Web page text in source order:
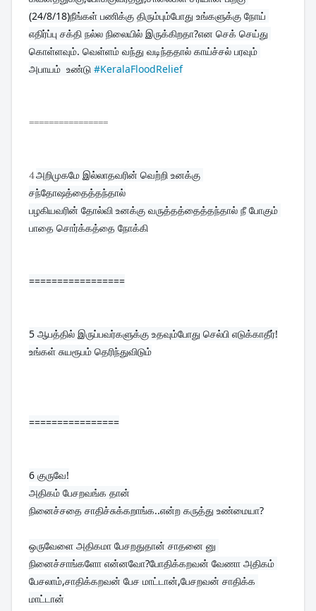
(24/8/18)நீங்கள் பணிக்கு திரும்பும்போது உங்களுக்கு நோய்
எதிர்ப்பு சக்தி நல்ல நிலையில் இருக்கிறதா?என செக் செய்து
கொள்ளவும். வெள்ளம் வந்து வடிந்ததால் காய்ச்சல் பரவும்
அபாயம்  உண்டு #KeralaFloodRelief
================
4அறிமுகமே இல்லாதவரின் வெற்றி உனக்கு
சந்தோஷத்தைத்தந்தால்
பழகியவரின் தோல்வி உனக்கு வருத்தத்தைத்தந்தால் நீ போகும்
பாதை சொர்க்கத்தை நோக்கி
=================
5 ஆபத்தில் இருப்பவர்களுக்கு உதவும்போது செல்பி எடுக்காதீர்!
உங்கள் சுயரூபம் தெரிந்துவிடும்
================
6 குருவே!
அதிகம் பேசறவங்க தான்
நினைச்சதை சாதிச்சுக்கறாங்க..என்ற கருத்து உண்மையா?
ஒருவேளை அதிகமா பேசறதுதான் சாதனை னு
நினைச்சாங்களோ என்னவோ?போதிக்கறவன் வேணா அதிகம்
பேசலாம்,சாதிக்கறவன் பேச மாட்டான்,பேசறவன் சாதிக்க
மாட்டான்